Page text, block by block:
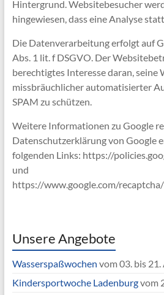
Hintergrund. Websitebesucher
hingewiesen, dass eine Analyse
Die Datenverarbeitung erfolgt auf
Abs. 1 lit. f DSGVO. Der
berechtigtes Interesse daran, seine
missbräuchlicher automatisierter
SPAM zu schützen.
Weitere Informationen zu Google
Datenschutzerklärung von Google
folgenden Links: https://
und
https://www.google.com/
Unsere Angebote
Wasserspaßwochen vom 03. bis
Kindersportwoche Ladenburgvom